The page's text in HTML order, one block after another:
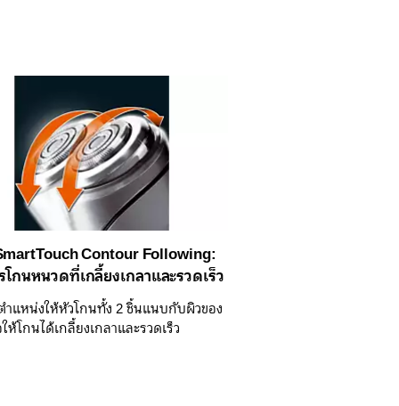
Contour Following:
โกนหนวดที่เกลี้ยงเกลาและรวดเร็ว
แหน่งให้หัวโกนทั้ง 2 ชิ้นแนบกับผิวของ
โกนได้เกลี้ยงเกลาและรวดเร็ว